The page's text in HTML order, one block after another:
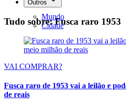
Outros
Mundo
Cidade
Tudo sobre: Fusca raro 1953
VAI COMPRAR?
Fusca raro de 1953 vai a leilão e
de reais